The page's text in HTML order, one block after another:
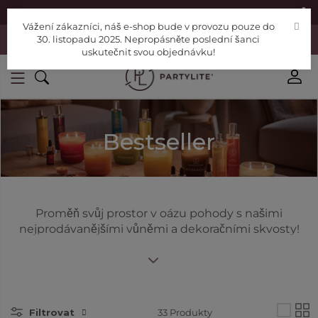
|
Vážení zákazníci, náš e-shop bude v provozu pouze do 30. listopadu
2025. Nepropásněte poslední šanci uskutečnit svou objednávku!
Bestseller
Proměň svůj prostor v oázu pohody s našimi
nejprodávanějšími vůněmi a dekoračními skvosty!
Filtrovat 33 Produkty
Vážení zákazníci, náš e-shop bude v provozu pouze do
30. listopadu 2025. Nepropásněte poslední šanci
uskutečnit svou objednávku!